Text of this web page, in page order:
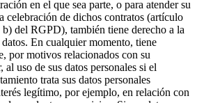
en el que sea parte, o para atender su
celebración de dichos contratos (artículo
del RGPD), también tiene derecho a la
En cualquier momento, tiene
por motivos relacionados con su
al uso de sus datos personales si el
trata sus datos personales
legítimo, por ejemplo, en relación con